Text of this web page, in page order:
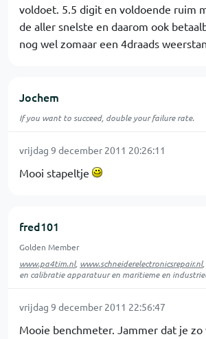
voldoet. 5.5 digit en voldoende ruim
de aller snelste en daarom ook
nog wel zomaar een 4draads
Jochem
If you want to succeed, double your failure rate.
vrijdag 9 december 2011 20:26:11
Mooi stapeltje
fred101
Golden Member
www.pa4tim.nl, www.schneiderelectronicsrepair.nl
en calibratie apparatuur en maritieme en
vrijdag 9 december 2011 22:56:47
Mooie benchmeter. Jammer dat je